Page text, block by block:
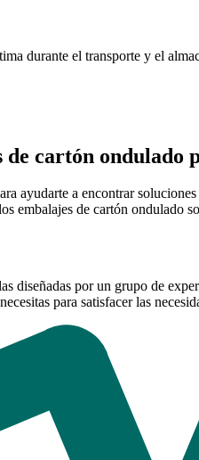
durante el transporte y el
cartón
ayudarte a encontrar
embalajes de cartón ondulado
diseñadas por un grupo de
para satisfacer las